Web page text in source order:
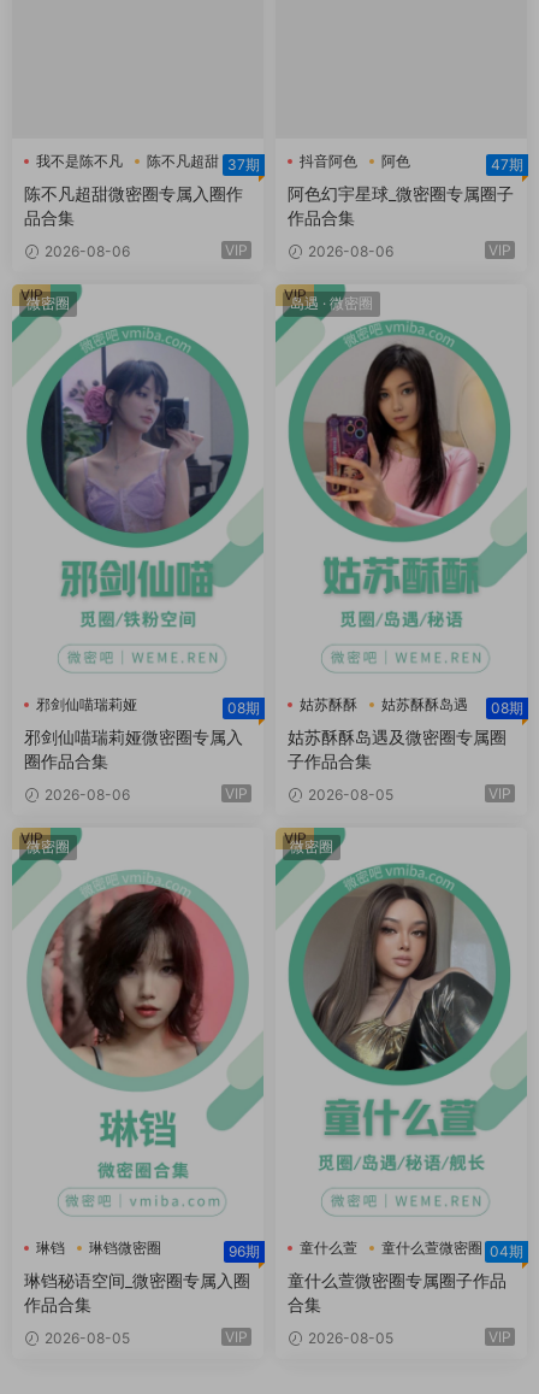
我不是陈不凡
陈不凡超甜
陈不凡超甜微密圈
37期
陈不凡超甜微密圈专属入圈作
品合集
2026-08-06 VIP
抖音阿色
阿色
阿色幻宇星球
47期
阿色幻宇星球_微密圈专属圈子
作品合集
2026-08-06 VIP
微密圈
邪剑仙喵瑞莉娅
邪剑仙喵瑞莉娅微密圈
08期
邪剑仙喵瑞莉娅微密圈专属入
圈作品合集
2026-08-06 VIP
VIP 岛遇 · 微密圈
姑苏酥酥
姑苏酥酥岛遇
姑苏酥酥微密圈
08期
姑苏酥酥岛遇及微密圈专属圈
子作品合集
2026-08-05 VIP
VIP
微密圈
琳铛
琳铛微密圈
琳铛秘语空间
96期
琳铛秘语空间_微密圈专属入圈
作品合集
2026-08-05 VIP
VIP 微密圈
童什么萱 童什么萱微密圈 04期
童什么萱微密圈专属圈子作品
合集
2026-08-05 VIP
VIP